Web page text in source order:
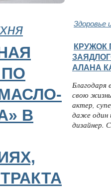
Здоровье
В
КРУЖОК
АЛАНА
Благодаря
свою
актер,
даже один
дизайнер.